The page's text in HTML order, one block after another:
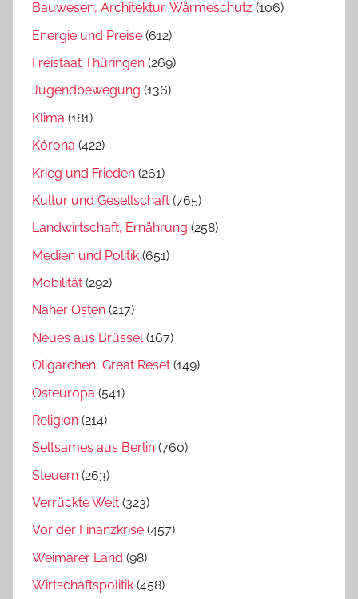
Bauwesen, Architektur, Wärmeschutz (106)
Energie und Preise (612)
Freistaat Thüringen (269)
Jugendbewegung (136)
Klima (181)
Kórona (422)
Krieg und Frieden (261)
Kultur und Gesellschaft (765)
Landwirtschaft, Ernährung (258)
Medien und Politik (651)
Mobilität (292)
Naher Osten (217)
Neues aus Brüssel(167)
Oligarchen, Great Reset (149)
Osteuropa (541)
Religion (214)
Seltsames aus Berlin (760)
Steuern (263)
Verrückte Welt (323)
Vor der Finanzkrise (457)
Weimarer Land (98)
Wirtschaftspolitik (458)